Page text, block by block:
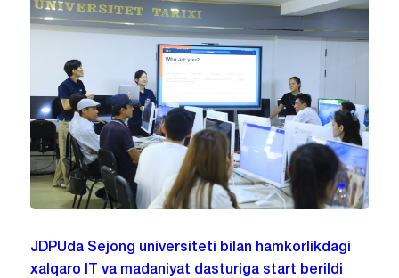
JDPUda Sejong universiteti bilan hamkorlikdagi
xalqaro IT va madaniyat dasturiga start berildi